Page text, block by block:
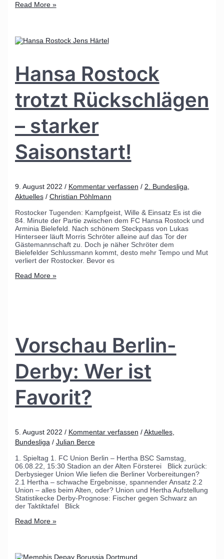
Read More »
Hansa Rostock
trotzt Rückschlägen
– starker
Saisonstart!
9. August 2022 / Kommentar verfassen / 2. Bundesliga,
Aktuelles/ Christian Pöhlmann
Rostocker Tugenden: Kampfgeist, Wille & Einsatz Es ist die
84. Minute der Partie zwischen dem FC Hansa Rostock und
Arminia Bielefeld. Nach schönem Steckpass von Lukas
Hinterseer läuft Morris Schröter alleine auf das Tor der
Gästemannschaft zu. Doch je näher Schröter dem
Bielefelder Schlussmann kommt, desto mehr Tempo und Mut
verliert der Rostocker. Bevor es
Read More »
Vorschau Berlin-
Derby: Wer ist
Favorit?
5. August 2022 / Kommentar verfassen /Aktuelles,
Bundesliga / Julian Berce
1. Spieltag 1. FC Union Berlin – Hertha BSC Samstag,
06.08.22, 15:30 Stadion an der Alten Försterei Blick zurück:
Derbysieger Union Wie liefen die Berliner Vorbereitungen?
2.1 Hertha – schwache Ergebnisse, spannender Ansatz 2.2
Union – alles beim Alten, oder? Union und Hertha Aufstellung
Statistikecke Derby-Prognose: Fischer gegen Schwarz an
der Taktiktafel Blick
Read More »